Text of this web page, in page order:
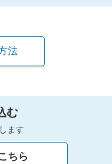
法
む
ます
ちら